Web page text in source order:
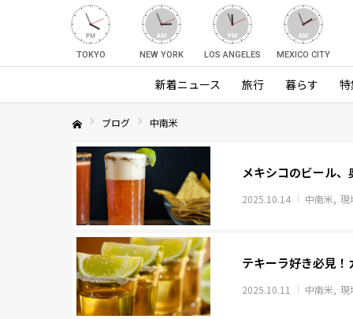
TOKYO NEW YORK LOS ANGELES MEXICO CITY
新着ニュース 旅行 暮らす
ブログ 中南米
メキシコのビール、
2025.10.14 中南米 現
テキーラ好き必見
2025.10.11 中南米 現